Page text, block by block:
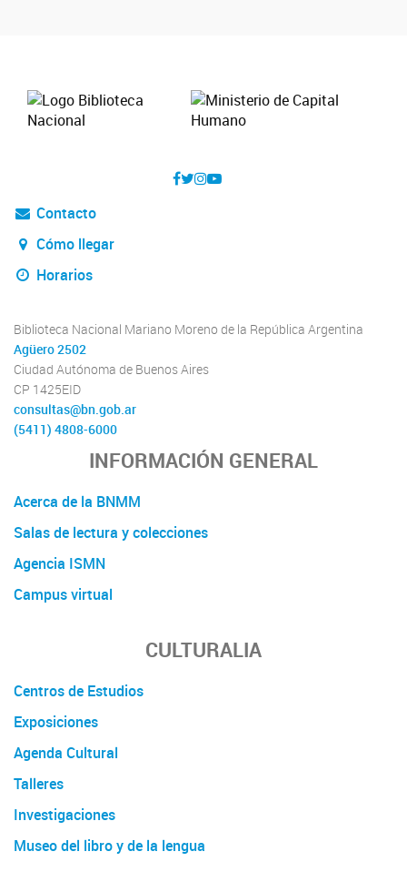
Contacto
Cómo llegar
Horarios
Biblioteca Nacional Mariano Moreno de la República Argentina
Agüero 2502
Ciudad Autónoma de Buenos Aires
CP 1425EID
consultas@bn.gob.ar
(5411) 4808-6000
INFORMACIÓN GENERAL
Acerca de la BNMM
Salas de lectura y colecciones
Agencia ISMN
Campus virtual
CULTURALIA
Centros de Estudios
Exposiciones
Agenda Cultural
Talleres
Investigaciones
Museo del libro y de la lengua